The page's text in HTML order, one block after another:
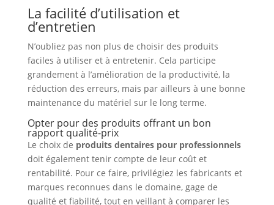
La facilité d’utilisation et
d’entretien
N’oubliez pas non plus de choisir des produits
faciles à utiliser et à entretenir. Cela participe
grandement à l’amélioration de la productivité, la
réduction des erreurs, mais par ailleurs à une bonne
maintenance du matériel sur le long terme.
Opter pour des produits offrant un bon
rapport qualité-prix
Le choix de produits dentaires pour professionnels
doit également tenir compte de leur coût et
rentabilité. Pour ce faire, privilégiez les fabricants et
marques reconnues dans le domaine, gage de
qualité et fiabilité, tout en veillant à comparer les